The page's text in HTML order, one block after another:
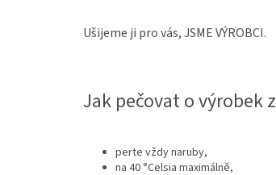
Ušijeme ji pro vás, JSME VÝROBCI.
Jak pečovat o výrobek
perte vždy naruby,
na 40 °Celsia maximálně,